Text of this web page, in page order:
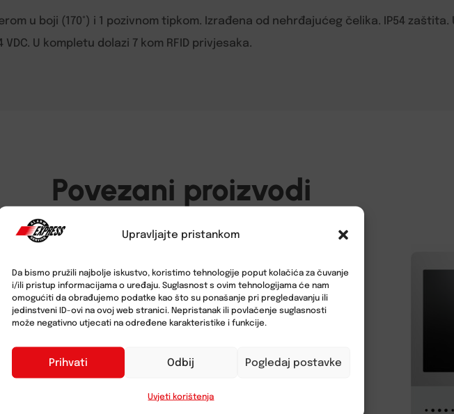
Upravljajte pristankom
Da bismo pružili najbolje iskustvo, koristimo tehnologije poput kolačića za čuvanje
i/ili pristup informacijama o uređaju. Suglasnost s ovim tehnologijama će nam
omogućiti da obrađujemo podatke kao što su ponašanje pri pregledavanju ili
jedinstveni ID-ovi na ovoj web stranici. Nepristanak ili povlačenje suglasnosti
može negativno utjecati na određene karakteristike i funkcije.
Prihvati Odbij Pogledaj postavke
Uvjeti korištenja
u boji (170°) i 1 pozivnom tipkom. Izrađena od nehrđajućeg čelika. IP54 zaštita.
U kompletu dolazi 7 kom RFID privjesaka.
Povezani proizvodi